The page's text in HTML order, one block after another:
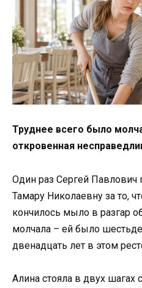
Труднее всего было
откровенная
Один раз Сергей Павлович
Тамару Николаевну за то,
кончилось мыло в разгар
молчала – ей было
двенадцать лет в этом
Алина стояла в двух шагах